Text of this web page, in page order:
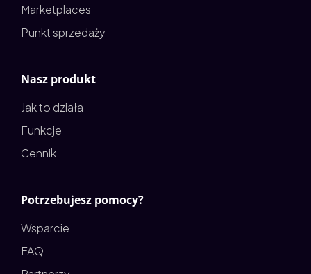
Marketplaces
Punkt sprzedaży
Nasz produkt
Jak to działa
Funkcje
Cennik
Potrzebujesz pomocy?
Wsparcie
FAQ